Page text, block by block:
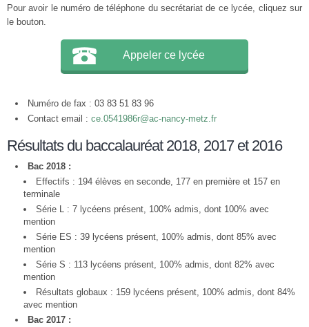
Pour avoir le numéro de téléphone du secrétariat de ce lycée, cliquez sur
le bouton.
Appeler ce lycée
Numéro de fax : 03 83 51 83 96
Contact email : ce.0541986r@ac-nancy-metz.fr
Résultats du baccalauréat 2018, 2017 et 2016
Bac 2018 :
Effectifs : 194 élèves en seconde, 177 en première et 157 en
terminale
Série L : 7 lycéens présent, 100% admis, dont 100% avec
mention
Série ES : 39 lycéens présent, 100% admis, dont 85% avec
mention
Série S : 113 lycéens présent, 100% admis, dont 82% avec
mention
Résultats globaux : 159 lycéens présent, 100% admis, dont 84%
avec mention
Bac 2017 :